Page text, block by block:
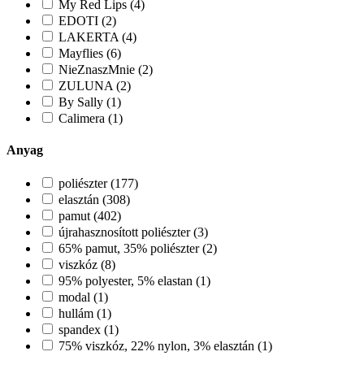
My Red Lips (4)
EDOTI (2)
LAKERTA (4)
Mayflies (6)
NieZnaszMnie (2)
ZULUNA (2)
By Sally (1)
Calimera (1)
Anyag
poliészter (177)
elasztán (308)
pamut (402)
újrahasznosított poliészter (3)
65% pamut, 35% poliészter (2)
viszkóz (8)
95% polyester, 5% elastan (1)
modal (1)
hullám (1)
spandex (1)
75% viszkóz, 22% nylon, 3% elasztán (1)